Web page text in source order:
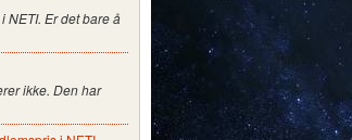
NETI. Er det bare å
ikke. Den har